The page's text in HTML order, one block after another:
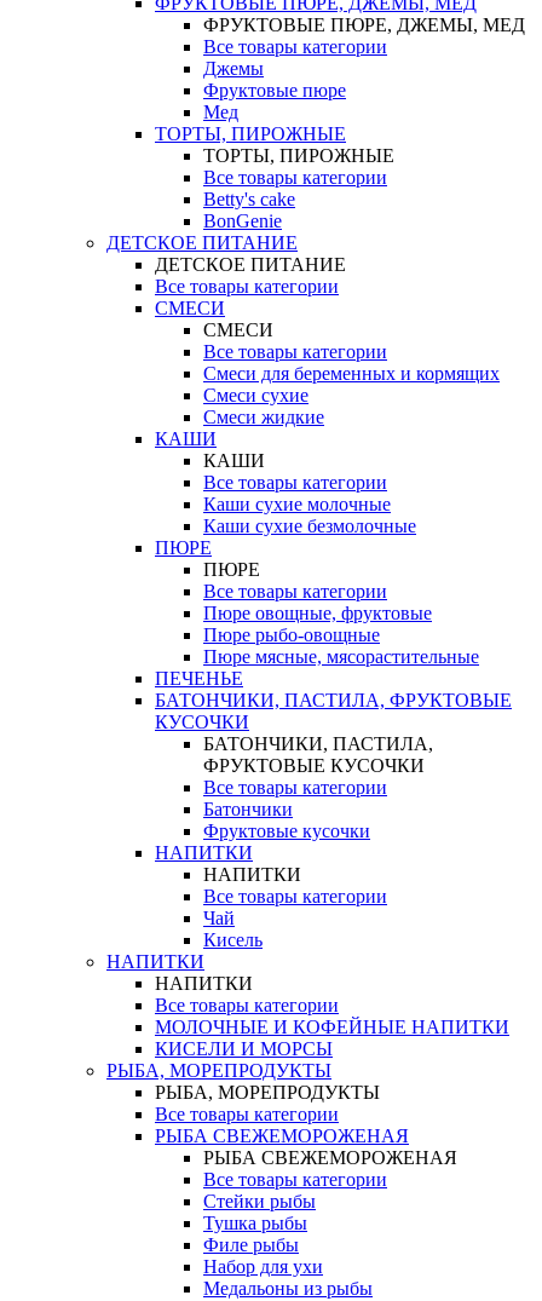
ФРУКТОВЫЕ ПЮРЕ, ДЖЕМЫ, МЕД
Все товары категории
Джемы
Фруктовые пюре
Мед
ТОРТЫ, ПИРОЖНЫЕ
ТОРТЫ, ПИРОЖНЫЕ
Все товары категории
Betty's cake
BonGenie
ДЕТСКОЕ ПИТАНИЕ
ДЕТСКОЕ ПИТАНИЕ
Все товары категории
СМЕСИ
СМЕСИ
Все товары категории
Смеси для беременных и кормящих
Смеси сухие
Смеси жидкие
КАШИ
КАШИ
Все товары категории
Каши сухие молочные
Каши сухие безмолочные
ПЮРЕ
ПЮРЕ
Все товары категории
Пюре овощные, фруктовые
Пюре рыбо-овощные
Пюре мясные, мясорастительные
ПЕЧЕНЬЕ
БАТОНЧИКИ, ПАСТИЛА, ФРУКТОВЫЕ
КУСОЧКИ
БАТОНЧИКИ, ПАСТИЛА,
ФРУКТОВЫЕ КУСОЧКИ
Все товары категории
Батончики
Фруктовые кусочки
НАПИТКИ
НАПИТКИ
Все товары категории
Чай
Кисель
НАПИТКИ
НАПИТКИ
Все товары категории
МОЛОЧНЫЕ И КОФЕЙНЫЕ НАПИТКИ
КИСЕЛИ И МОРСЫ
РЫБА, МОРЕПРОДУКТЫ
РЫБА, МОРЕПРОДУКТЫ
Все товары категории
РЫБА СВЕЖЕМОРОЖЕНАЯ
РЫБА СВЕЖЕМОРОЖЕНАЯ
Все товары категории
Стейки рыбы
Тушка рыбы
Филе рыбы
Набор для ухи
Медальоны из рыбы